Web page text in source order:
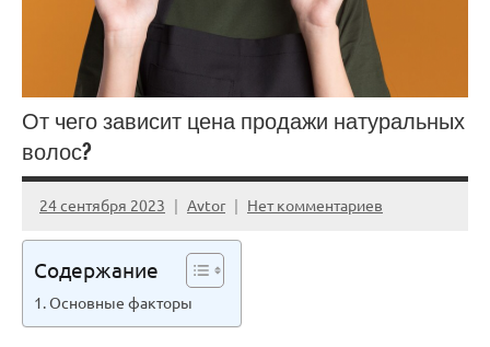
От чего зависит цена продажи натуральных
волос?
24 сентября 2023 Avtor Нет комментариев
Содержание
Основные факторы